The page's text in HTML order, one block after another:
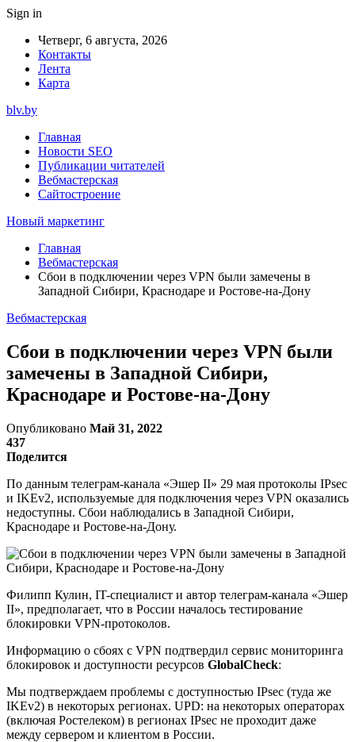
Sign in
Четверг, 6 августа, 2026
Контакты
Лента
Карта
blv.by
Главная
Новости SEO
Публикации читателей
Вебмастерская
Сайтостроение
Новый маркетинг
Главная
Вебмастерская
Сбои в подключении через VPN были замечены в
Западной Сибири, Краснодаре и Ростове-на-Дону
Вебмастерская
Сбои в подключении через VPN были
замечены в Западной Сибири,
Краснодаре и Ростове-на-Дону
Опубликовано Май 31, 2022
437
Поделится
По данным телеграм-канала «Эшер II» 29 мая протоколы IPsec
и IKEv2, используемые для подключения через VPN оказались
недоступны. Сбои наблюдались в Западной Сибири,
Краснодаре и Ростове-на-Дону.
Филипп Кулин, IT-специалист и автор телеграм-канала «Эшер
II», предполагает, что в России началось тестирование
блокировки VPN-протоколов.
Информацию о сбоях с VPN подтвердил сервис мониторинга
блокировок и доступности ресурсов GlobalCheck:
Мы подтверждаем проблемы с доступностью IPsec (туда же
IKEv2) в некоторых регионах. UPD: на некоторых операторах
(включая Ростелеком) в регионах IPsec не проходит даже
между сервером и клиентом в России.